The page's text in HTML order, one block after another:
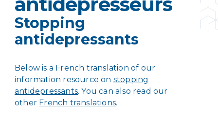
Stopping
antidepressants
Below is a French translation of our
information resource on stopping
antidepressants. You can also read our
other French translations.